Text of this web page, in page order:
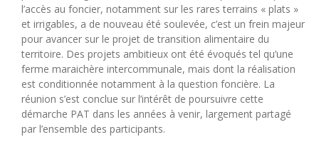
l’accès au foncier, notamment sur les rares terrains « plats »
et irrigables, a de nouveau été soulevée, c’est un frein majeur
pour avancer sur le projet de transition alimentaire du
territoire. Des projets ambitieux ont été évoqués tel qu’une
ferme maraichère intercommunale, mais dont la réalisation
est conditionnée notamment à la question foncière. La
réunion s’est conclue sur l’intérêt de poursuivre cette
démarche PAT dans les années à venir, largement partagé
par l’ensemble des participants.